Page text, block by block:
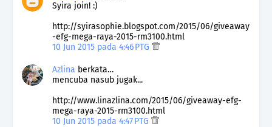
Syira join! :)
http://syirasophie.blogspot.com/2015/06/giveaway
-efg-mega-raya-2015-rm3100.html
10 Jun 2015 pada 4:46 PTG
Azlina berkata…
mencuba nasub jugak...
http://www.linazlina.com/2015/06/giveaway-efg-
mega-raya-2015-rm3100.html
10 Jun 2015 pada 4:47 PTG